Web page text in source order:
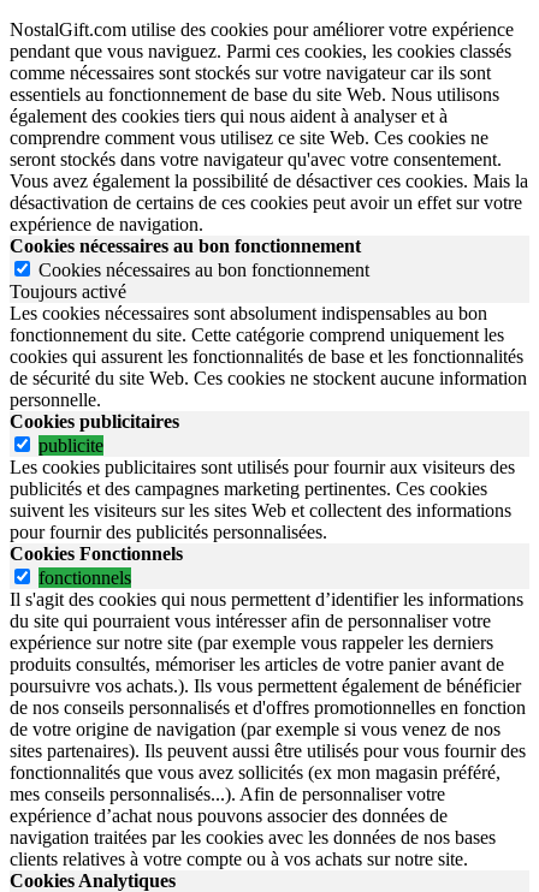
NostalGift.com utilise des cookies pour améliorer votre expérience
pendant que vous naviguez. Parmi ces cookies, les cookies classés
comme nécessaires sont stockés sur votre navigateur car ils sont
essentiels au fonctionnement de base du site Web. Nous utilisons
également des cookies tiers qui nous aident à analyser et à
comprendre comment vous utilisez ce site Web. Ces cookies ne
seront stockés dans votre navigateur qu'avec votre consentement.
Vous avez également la possibilité de désactiver ces cookies. Mais la
désactivation de certains de ces cookies peut avoir un effet sur votre
expérience de navigation.
Cookies nécessaires au bon fonctionnement
Cookies nécessaires au bon fonctionnement
Toujours activé
Les cookies nécessaires sont absolument indispensables au bon
fonctionnement du site. Cette catégorie comprend uniquement les
cookies qui assurent les fonctionnalités de base et les fonctionnalités
de sécurité du site Web. Ces cookies ne stockent aucune information
personnelle.
Cookies publicitaires
publicite
Les cookies publicitaires sont utilisés pour fournir aux visiteurs des
publicités et des campagnes marketing pertinentes. Ces cookies
suivent les visiteurs sur les sites Web et collectent des informations
pour fournir des publicités personnalisées.
Cookies Fonctionnels
fonctionnels
Il s'agit des cookies qui nous permettent d’identifier les informations
du site qui pourraient vous intéresser afin de personnaliser votre
expérience sur notre site (par exemple vous rappeler les derniers
produits consultés, mémoriser les articles de votre panier avant de
poursuivre vos achats.). Ils vous permettent également de bénéficier
de nos conseils personnalisés et d'offres promotionnelles en fonction
de votre origine de navigation (par exemple si vous venez de nos
sites partenaires). Ils peuvent aussi être utilisés pour vous fournir des
fonctionnalités que vous avez sollicités (ex mon magasin préféré,
mes conseils personnalisés...). Afin de personnaliser votre
expérience d’achat nous pouvons associer des données de
navigation traitées par les cookies avec les données de nos bases
clients relatives à votre compte ou à vos achats sur notre site.
Cookies Analytiques